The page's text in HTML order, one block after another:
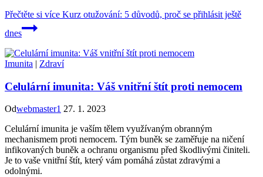
Přečtěte si více Kurz otužování: 5 důvodů, proč se přihlásit ještě
dnes
Imunita | Zdraví
Celulární imunita: Váš vnitřní štít proti nemocem
Odwebmaster1 27. 1. 2023
Celulární imunita je vaším tělem využívaným obranným
mechanismem proti nemocem. Tým buněk se zaměřuje na ničení
infikovaných buněk a ochranu organismu před škodlivými činiteli.
Je to vaše vnitřní štít, který vám pomáhá zůstat zdravými a
odolnými.